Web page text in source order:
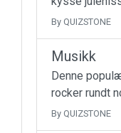
By QUIZSTONE
Musikk
Denne
rocker rundt
By QUIZSTONE